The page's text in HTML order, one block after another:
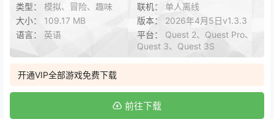
类型： 模拟、冒险、趣味 联机： 单人离线
大小： 109.17 MB 版本： 2026年4月5日v1.3.3
语言： 英语 平台： Quest 2、Quest Pro、
Quest 3、Quest 3S
开通VIP全部游戏免费下载
前往下载